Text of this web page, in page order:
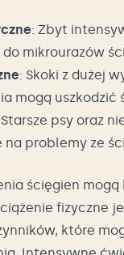
: Zbyt
mikrourazów
: Skoki z dużej
mogą uszkodzić
Starsze psy oraz
na problemy ze
ścięgien mogą
fizyczne
które